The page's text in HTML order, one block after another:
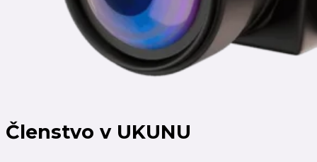
Členstvo v UKUNU